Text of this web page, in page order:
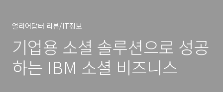
얼리어답터 리뷰/IT정보
기업용 소셜 솔루션으로 성공
하는 IBM 소셜 비즈니스